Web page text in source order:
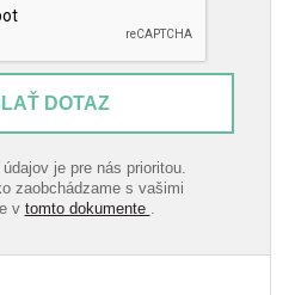
DOTAZ
je pre nás prioritou.
zaobchádzame s vašimi
v tomto dokumente